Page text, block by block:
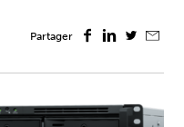
Partager